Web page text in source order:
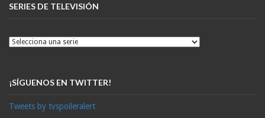
SERIES DE TELEVISIÓN
¡SÍGUENOS EN TWITTER!
Tweets by tvspoileralert